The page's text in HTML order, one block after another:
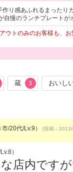
り感あふれるまった
自慢のランチプレートが
ウトのみのお客様も、
蔵 3 おいし
/20代/Lv.9） (投稿：
）
店内です